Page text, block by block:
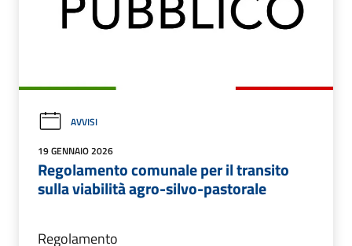
AVVISI
19 GENNAIO 2026
Regolamento comunale per il transito
sulla viabilità agro-silvo-pastorale
Regolamento